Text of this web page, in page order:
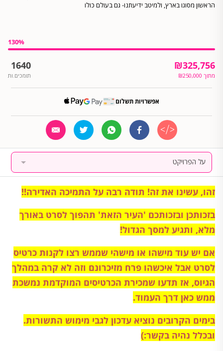
הראשון מסוגו בארץ, ולמיטב ידיעתנו- גם בעולם כולו
130%
₪325,756
מתוך ₪250,000
1640
תומכים.ות
אפשרויות תשלום
על הפרויקט
זהו, עשינו את זה! תודה רבה על התמיכה האדירה!!
בזכותכן ובזכותכם 'העיר הזאת' תהפוך לסרט באורך
מלא, ותגיע למסך הגדול!
אם יש עוד מישהו או מישהי שממש רצו לקנות כרטיס
לסרט אבל איכשהו פרח מזיכרונם וזה לא קרה במהלך
הגיוס, אז תדעו שמכירת הכרטיסים המוקדמת נמשכת
ממש כאן דרך העמוד.
בימים הקרובים נוציא עדכון לגבי מימוש התשורות.
ובכלל נהיה בקשר:)